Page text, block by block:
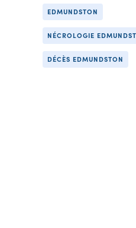
EDMUNDSTON
NÉCROLOGIE
DÉCÈS EDMUNDSTON